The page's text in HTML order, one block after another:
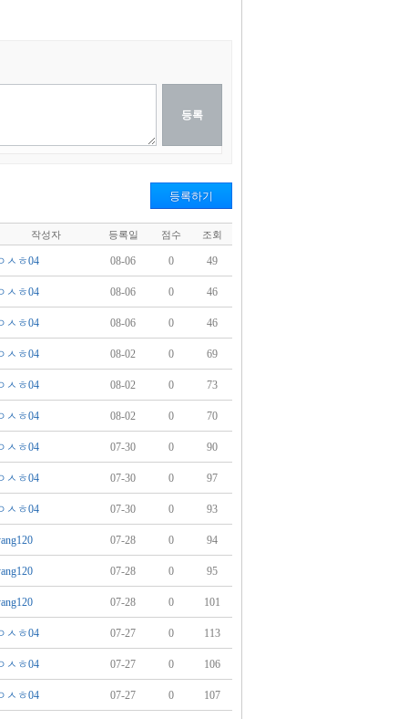
등록하기
작성자 등록일 점수 조회
ㅅㅎ04 08-06 0 49
ㅅㅎ04 08-06 0 46
ㅅㅎ04 08-06 0 46
ㅅㅎ04 08-02 0 69
ㅅㅎ04 08-02 0 73
ㅅㅎ04 08-02 0 70
ㅅㅎ04 07-30 0 90
ㅅㅎ04 07-30 0 97
ㅅㅎ04 07-30 0 93
07-28 0 94
07-28 0 95
07-28 0 101
ㅅㅎ04 07-27 0 113
ㅅㅎ04 07-27 0 106
ㅅㅎ04 07-27 0 107